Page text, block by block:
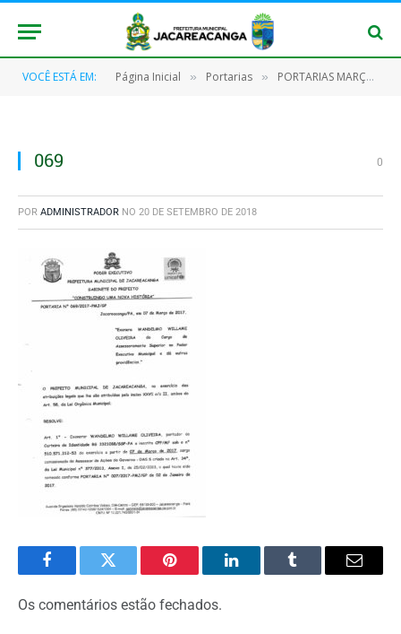
VOCÊ ESTÁ EM: Página Inicial » Portarias » PORTARIAS MARÇO/2017
069 0
POR ADMINISTRADOR NO 20 DE SETEMBRO DE 2018
FacebookTwitter Pinterest O
Tumblr
E-
Os comentários estão fechados.